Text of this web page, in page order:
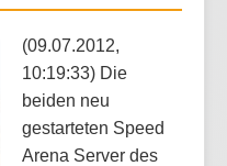
(09.07.2012,
10:19:33) Die
beiden neu
gestarteten Speed
Arena Server des